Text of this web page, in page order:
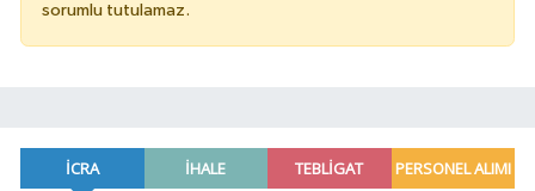
sorumlu tutulamaz.